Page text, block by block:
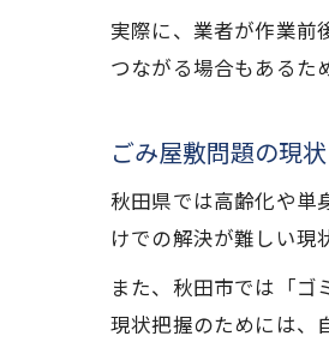
実際に、業者が作業前
つながる場合もあるた
ごみ屋敷問題の現
秋田県では高齢化や単
けでの解決が難しい現
また、秋田市では「ゴ
現状把握のためには、